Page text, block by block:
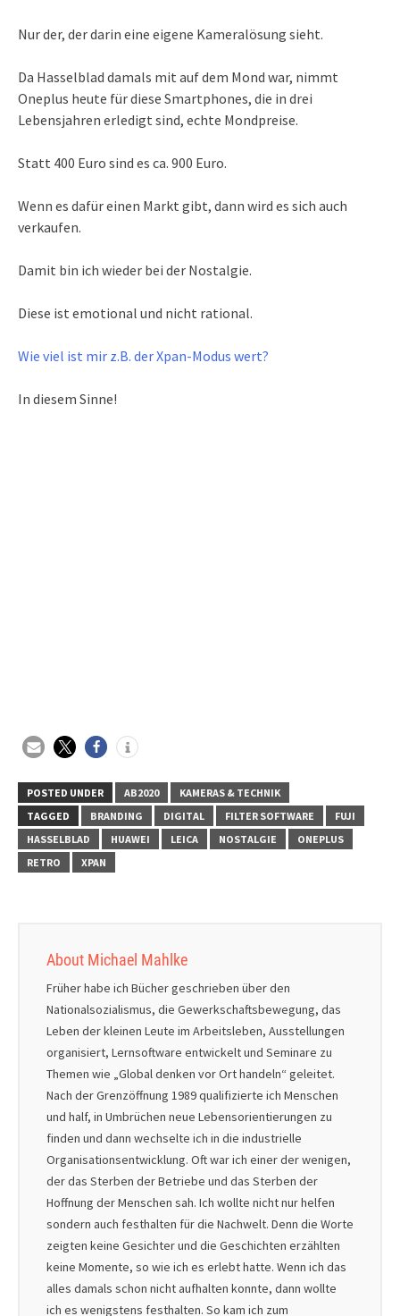
Nur der, der darin eine eigene Kameralösung sieht.
Da Hasselblad damals mit auf dem Mond war, nimmt
Oneplus heute für diese Smartphones, die in drei
Lebensjahren erledigt sind, echte Mondpreise.
Statt 400 Euro sind es ca. 900 Euro.
Wenn es dafür einen Markt gibt, dann wird es sich auch
verkaufen.
Damit bin ich wieder bei der Nostalgie.
Diese ist emotional und nicht rational.
Wie viel ist mir z.B. der Xpan-Modus wert?
In diesem Sinne!
POSTED UNDER AB2020
KAMERAS & TECHNIK
TAGGED
BRANDING DIGITAL FILTER SOFTWARE
FUJI
HASSELBLAD
HUAWEI LEICA NOSTALGIE
ONEPLUS
RETRO
XPAN
About Michael Mahlke
Früher habe ich Bücher geschrieben über den
Nationalsozialismus, die Gewerkschaftsbewegung, das
Leben der kleinen Leute im Arbeitsleben, Ausstellungen
organisiert, Lernsoftware entwickelt und Seminare zu
Themen wie „Global denken vor Ort handeln“ geleitet.
Nach der Grenzöffnung 1989 qualifizierte ich Menschen
und half, in Umbrüchen neue Lebensorientierungen zu
finden und dann wechselte ich in die industrielle
Organisationsentwicklung. Oft war ich einer der wenigen,
der das Sterben der Betriebe und das Sterben der
Hoffnung der Menschen sah. Ich wollte nicht nur helfen
sondern auch festhalten für die Nachwelt. Denn die Worte
zeigten keine Gesichter und die Geschichten erzählten
keine Momente, so wie ich es erlebt hatte. Wenn ich das
alles damals schon nicht aufhalten konnte, dann wollte
ich es wenigstens festhalten. So kam ich zum